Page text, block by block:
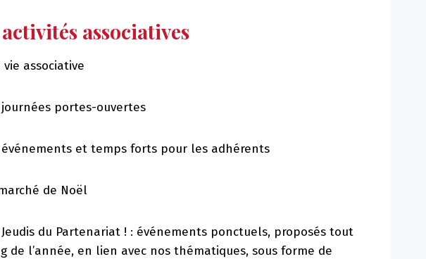
associatives
vie associative
journées portes-ouvertes
événements et temps forts pour les adhérents
de Noël
Jeudis du Partenariat ! : événements ponctuels, proposés tout
de l’année, en lien avec nos thématiques, sous forme de